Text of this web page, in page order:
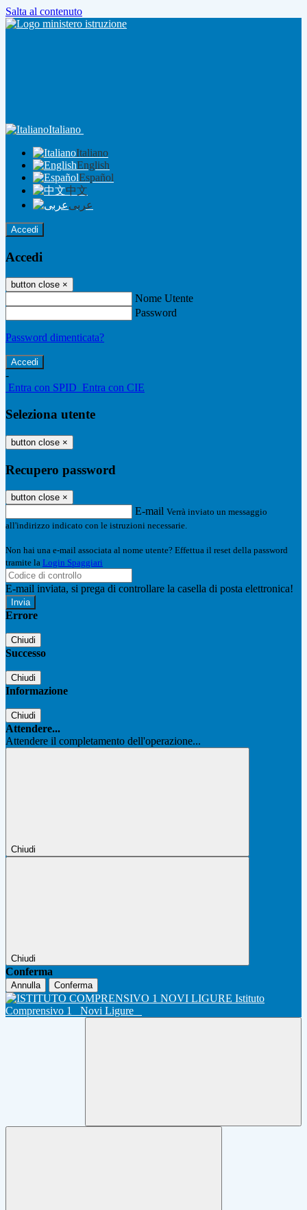
Salta al contenuto
Italiano
Italiano
English
Español
中文
عربى
Accedi
Accedi
button close ×
Nome Utente
Password
Password dimenticata?
-
Entra con SPID Entra con CIE
Seleziona utente
button close ×
Recupero password
button close ×
E-mail Verrà inviato un messaggio
all'indirizzo indicato con le istruzioni necessarie.
Non hai una e-mail associata al nome utente? Effettua il reset della password
tramite la Login Spaggiari
E-mail inviata, si prega di controllare la casella di posta elettronica!
Errore
Chiudi
Successo
Chiudi
Informazione
Chiudi
Attendere...
Attendere il completamento dell'operazione...
Chiudi
Chiudi
Conferma
Annulla Conferma
Istituto
Comprensivo 1
Novi Ligure